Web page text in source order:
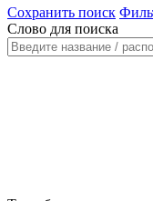
Сохранить поиск
Слово для поиска